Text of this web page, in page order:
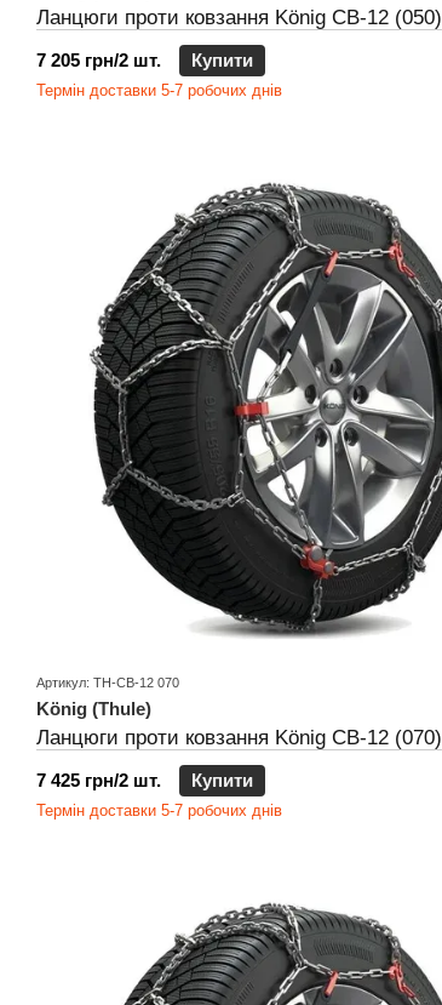
Ланцюги проти ковзання König CB-12 (050)
7 205 грн/2 шт. Купити
Термін доставки 5-7 робочих днів
Артикул: TH-CB-12 070
König (Thule)
Ланцюги проти ковзання König CB-12 (070)
7 425 грн/2 шт. Купити
Термін доставки 5-7 робочих днів